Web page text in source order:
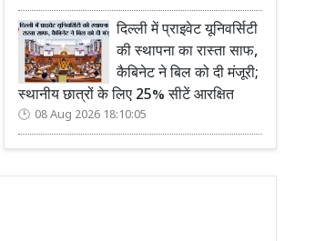
दिल्ली में प्राइवेट यूनिवर्सिटी
की स्थापना का रास्ता साफ,
कैबिनेट ने बिल को दी मंजूरी;
स्थानीय छात्रों के लिए 25% सीटें आरक्षित
08 Aug 2026 18:10:05